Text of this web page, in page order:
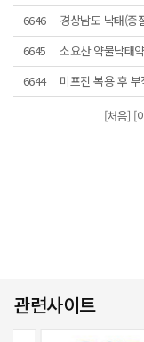
6646
6645
소요산 약물낙태
6644
[처음] [
관련사이트